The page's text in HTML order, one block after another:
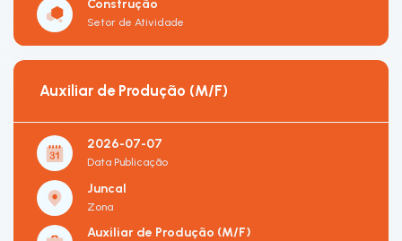
Construção
Setor de Atividade
Auxiliar de Produção (M/F)
2026-07-07
Data Publicação
Juncal
Zona
Auxiliar de Produção (M/F)